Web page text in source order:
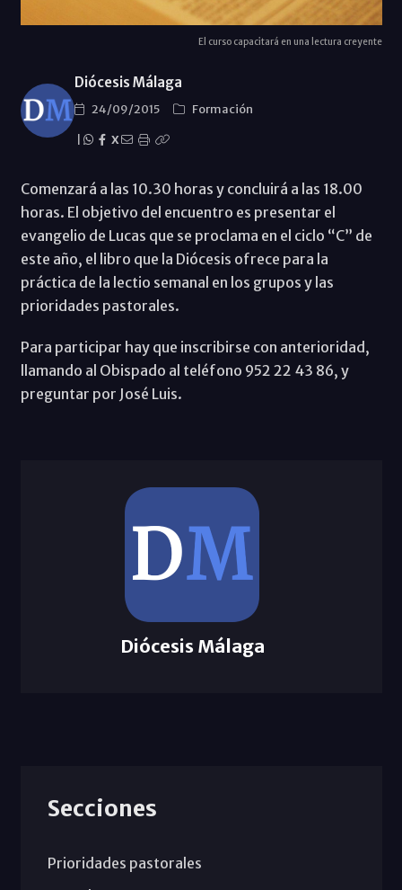
El curso capacitará en una lectura creyente
Diócesis Málaga
24/09/2015
Formación
X
Comenzará a las 10.30 horas y concluirá a las 18.00
horas. El objetivo del encuentro es presentar el
evangelio de Lucas que se proclama en el ciclo “C” de
este año, el libro que la Diócesis ofrece para la
práctica de la lectio semanal en los grupos y las
prioridades pastorales.
Para participar hay que inscribirse con anterioridad,
llamando al Obispado al teléfono 952 22 43 86, y
preguntar por José Luis.
Diócesis Málaga
Secciones
Prioridades pastorales